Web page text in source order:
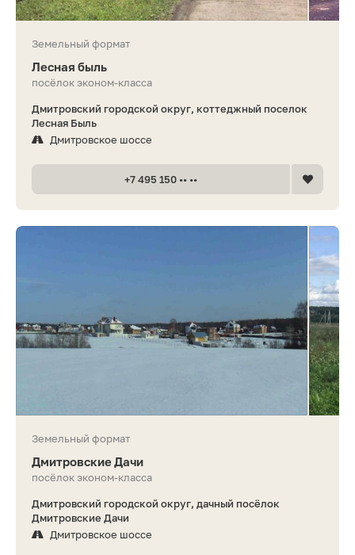
Земельный формат
Лесная быль
посёлок эконом-класса
Дмитровский городской округ, коттеджный поселок
Лесная Быль
Дмитровское шоссе
+7 495 150 •• ••
Земельный формат
Дмитровские Дачи
посёлок эконом-класса
Дмитровский городской округ, дачный посёлок
Дмитровские Дачи
Дмитровское шоссе